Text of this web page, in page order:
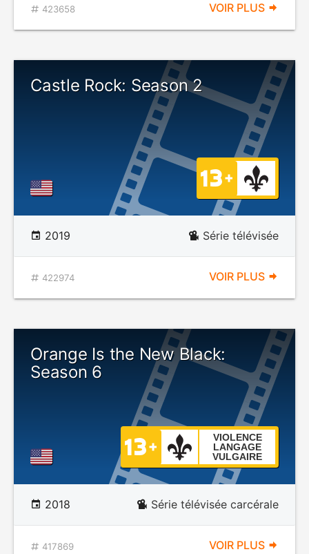
423658 VOIR PLUS
Castle Rock: Season 2
2019 Série télévisée
422974 VOIR PLUS
Orange Is the New Black:
Season 6
VIOLENCE
LANGAGE
VULGAIRE
2018 Série télévisée carcérale
417869 VOIR PLUS